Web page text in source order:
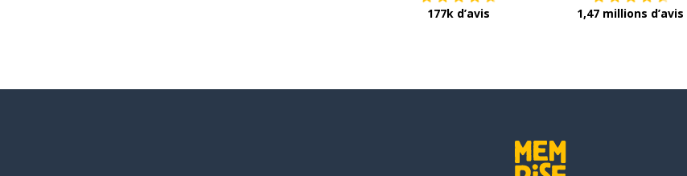
177k d’avis 1,47 millions d’avis